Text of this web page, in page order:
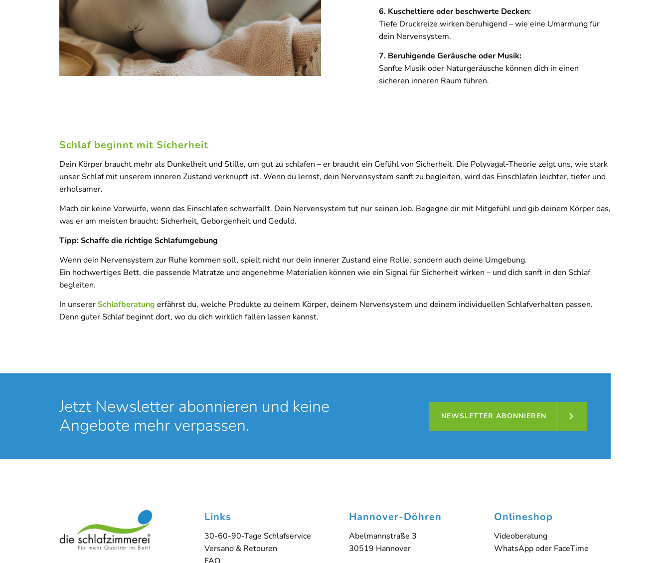
6. Kuscheltiere oder beschwerte Decken:
Tiefe Druckreize wirken beruhigend – wie eine Umarmung für
dein Nervensystem.
7. Beruhigende Geräusche oder Musik:
Sanfte Musik oder Naturgeräusche können dich in einen
sicheren inneren Raum führen.
Schlaf beginnt mit Sicherheit
Dein Körper braucht mehr als Dunkelheit und Stille, um gut zu schlafen – er braucht ein Gefühl von Sicherheit. Die Polyvagal-Theorie zeigt uns, wie stark
unser Schlaf mit unserem inneren Zustand verknüpft ist. Wenn du lernst, dein Nervensystem sanft zu begleiten, wird das Einschlafen leichter, tiefer und
erholsamer.
Mach dir keine Vorwürfe, wenn das Einschlafen schwerfällt. Dein Nervensystem tut nur seinen Job. Begegne dir mit Mitgefühl und gib deinem Körper das,
was er am meisten braucht: Sicherheit, Geborgenheit und Geduld.
Tipp: Schaffe die richtige Schlafumgebung
Wenn dein Nervensystem zur Ruhe kommen soll, spielt nicht nur dein innerer Zustand eine Rolle, sondern auch deine Umgebung.
Ein hochwertiges Bett, die passende Matratze und angenehme Materialien können wie ein Signal für Sicherheit wirken – und dich sanft in den Schlaf
begleiten.
In unsererSchlafberatung erfährst du, welche Produkte zu deinem Körper, deinem Nervensystem und deinem individuellen Schlafverhalten passen.
Denn guter Schlaf beginnt dort, wo du dich wirklich fallen lassen kannst.
Inhalt entsperren
Weitere Informationen
'
Jetzt Newsletter abonnieren und keine
Angebote mehr verpassen.
NEWSLETTER ABONNIEREN
Links
30-60-90-Tage Schlafservice
Versand & Retouren
Hannover-Döhren
Abelmannstraße 3
30519 Hannover
Onlineshop
Videoberatung
WhatsApp oder FaceTime